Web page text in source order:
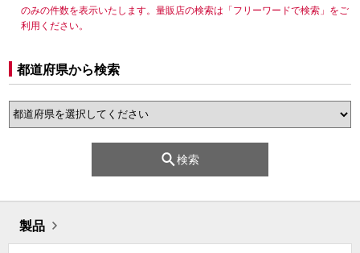
のみの件数を表示いたします。量販店の検索は「フリーワードで検索」をご
利用ください。
都道府県から検索
検索
製品